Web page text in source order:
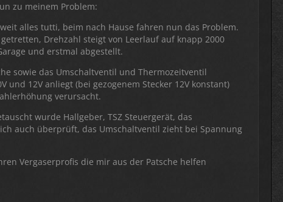
zu meinem Problem:
alles tutti, beim nach Hause fahren nun das Problem.
Drehzahl steigt von Leerlauf auf knapp 2000
und erstmal abgestellt.
sowie das Umschaltventil und Thermozeitventil
12V anliegt (bei gezogenem Stecker 12V konstant)
verursacht.
wurde Hallgeber, TSZ Steuergerät, das
auch überprüft, das Umschaltventil zieht bei Spannung
Vergaserprofis die mir aus der Patsche helfen